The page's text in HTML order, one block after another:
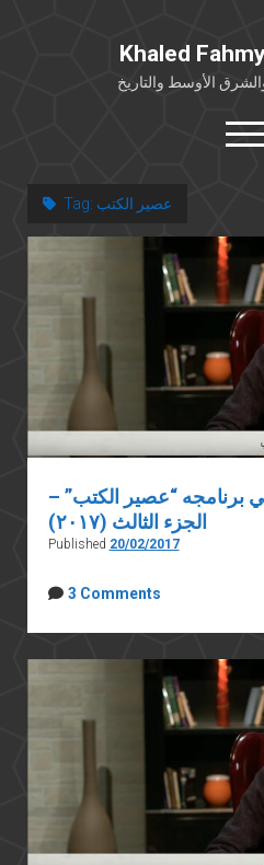
الأوسط والتاريخ
open
menu
شخصية
أكاديمية
صحافية
من فيسبوك
في الإعلام
Tag: عصير الكتب
برنامجه “عصير الكتب” –
الجزء الثالث (٢٠١٧)
Published 20/02/2017
3 Comments